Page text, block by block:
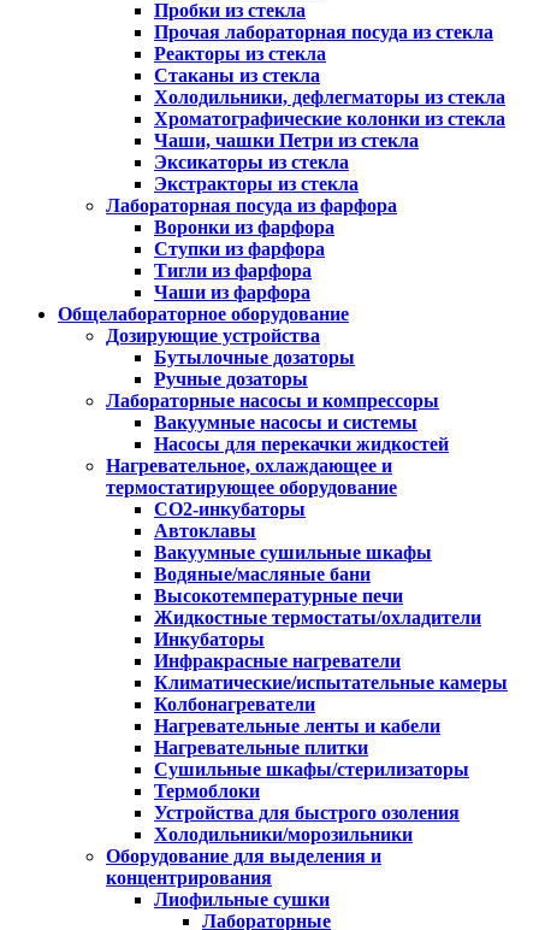
Пробки из стекла
Прочая лабораторная посуда из стекла
Реакторы из стекла
Стаканы из стекла
Холодильники, дефлегматоры из стекла
Хроматографические колонки из стекла
Чаши, чашки Петри из стекла
Эксикаторы из стекла
Экстракторы из стекла
Лабораторная посуда из фарфора
Воронки из фарфора
Ступки из фарфора
Тигли из фарфора
Чаши из фарфора
Общелабораторное оборудование
Дозирующие устройства
Бутылочные дозаторы
Ручные дозаторы
Лабораторные насосы и компрессоры
Вакуумные насосы и системы
Насосы для перекачки жидкостей
Нагревательное, охлаждающее и
термостатирующее оборудование
CO2-инкубаторы
Автоклавы
Вакуумные сушильные шкафы
Водяные/масляные бани
Высокотемпературные печи
Жидкостные термостаты/охладители
Инкубаторы
Инфракрасные нагреватели
Климатические/испытательные камеры
Колбонагреватели
Нагревательные ленты и кабели
Нагревательные плитки
Сушильные шкафы/стерилизаторы
Термоблоки
Устройства для быстрого озоления
Холодильники/морозильники
Оборудование для выделения и
концентрирования
Лиофильные сушки
Лабораторные